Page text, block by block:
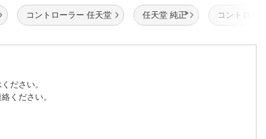
コントローラー 任天堂 任天堂 純正 コントロー
ださい。
ください。